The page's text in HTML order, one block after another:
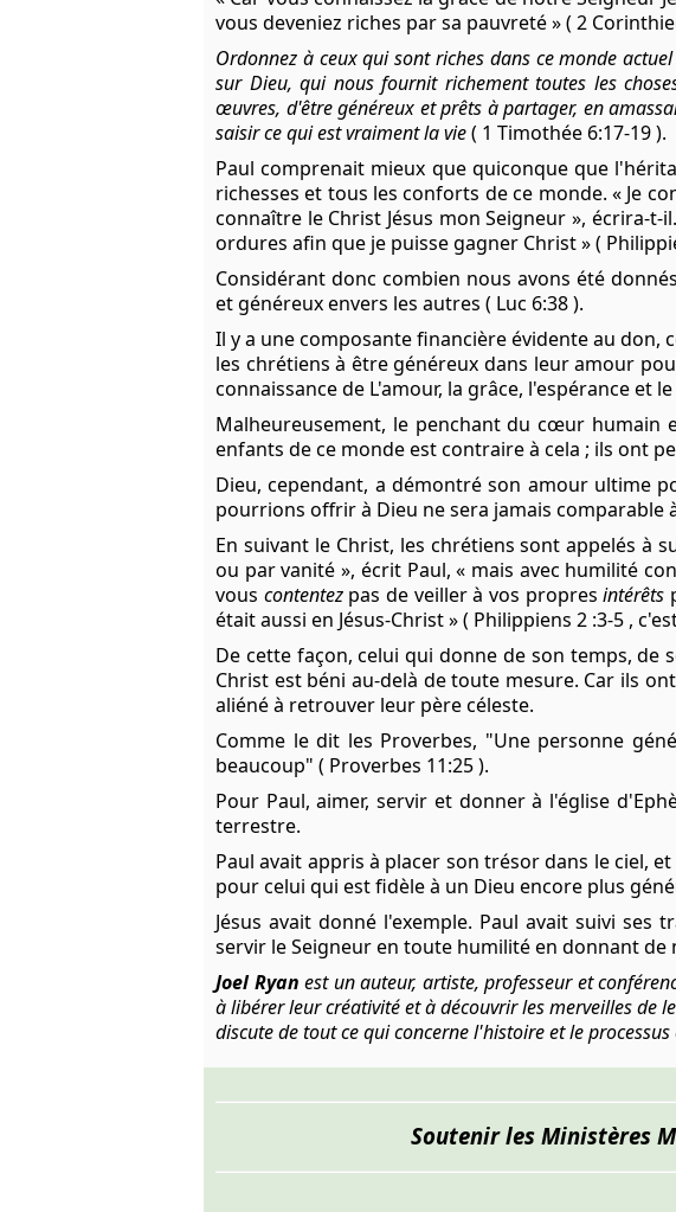
vous deveniez riches par sa pauvreté » ( 2
Ordonnez à ceux qui sont riches dans ce monde
sur Dieu, qui nous fournit richement toutes les
œuvres, d'être généreux et prêts à partager, en
saisir ce qui est vraiment la vie( 1 Timothée 6:17-19 ).
Paul comprenait mieux que quiconque que
richesses et tous les conforts de ce monde. « Je
connaître le Christ Jésus mon Seigneur », écrira-
ordures afin que je puisse gagner Christ » (
Considérant donc combien nous avons été
et généreux envers les autres ( Luc 6:38 ).
Il y a une composante financière évidente au don,
les chrétiens à être généreux dans leur amour
connaissance de L'amour, la grâce, l'espérance et
Malheureusement, le penchant du cœur humain
enfants de ce monde est contraire à cela ; ils ont
Dieu, cependant, a démontré son amour ultime
pourrions offrir à Dieu ne sera jamais comparable
En suivant le Christ, les chrétiens sont appelés à
ou par vanité », écrit Paul, « mais avec humilité
vous contentezpas de veiller à vos propresintérêts
était aussi en Jésus-Christ » ( Philippiens 2 :3-5 ,
De cette façon, celui qui donne de son temps, de
Christ est béni au-delà de toute mesure. Car ils
aliéné à retrouver leur père céleste.
Comme le dit les Proverbes, "Une personne
beaucoup" ( Proverbes 11:25 ).
Pour Paul, aimer, servir et donner à l'église
terrestre.
Paul avait appris à placer son trésor dans le ciel,
pour celui qui est fidèle à un Dieu encore plus
Jésus avait donné l'exemple. Paul avait suivi
servir le Seigneur en toute humilité en donnant
Joel Ryan est un auteur, artiste, professeur et
à libérer leur créativité et à découvrir les merveilles de
discute de tout ce qui concerne l'histoire et le processus
Soutenir les Ministères